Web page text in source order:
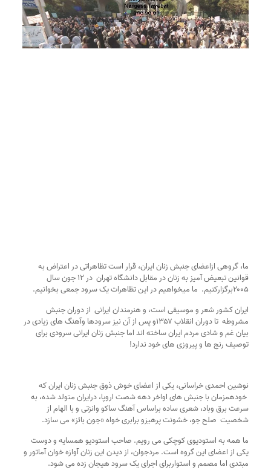
ما، گروهی ازاعضای جنبش زنان ایران،‌ قرار است تظاهراتی در اعتراض به
قوانین تبعیض آمیز به زنان در مقابل دانشگاه تهران  در ۱۲ جون سال
۲۰۰۵برگزارکنیم.  ما میخواهیم در این تظاهرات یک سرود جمعی بخوانیم.
ایران کشور شعر و موسیقی است، و هنرمندان ایرانی  از دوران جنبش
بیان غم و شادی مردم ایران ساخته اند اما جنبش زنان ایرانی سرودی برای
توصیف رنج ها و پیروزی های خود ندارد!
نوشین احمدی خراسانی، یکی از اعضای خوش ذوق جنبش زنان ایران که
خودهمزمان با جنبش های اواخر دهه شصت اروپا، درایران متولد شده، به
شخصیت  صلح جو، خشونت پرهیزو برابری خواه «جون بائز» می سازد.
ما همه به استودیوی کوچکی می رویم. صاحب استودیو همسایه و دوست
یکی از اعضای این گروه است. مردجوان، از دیدن این زنان آوازه خوان آماتور و
مبتدی اما مصمم و استواربرای اجرای یک سرود هیجان زده می شود.